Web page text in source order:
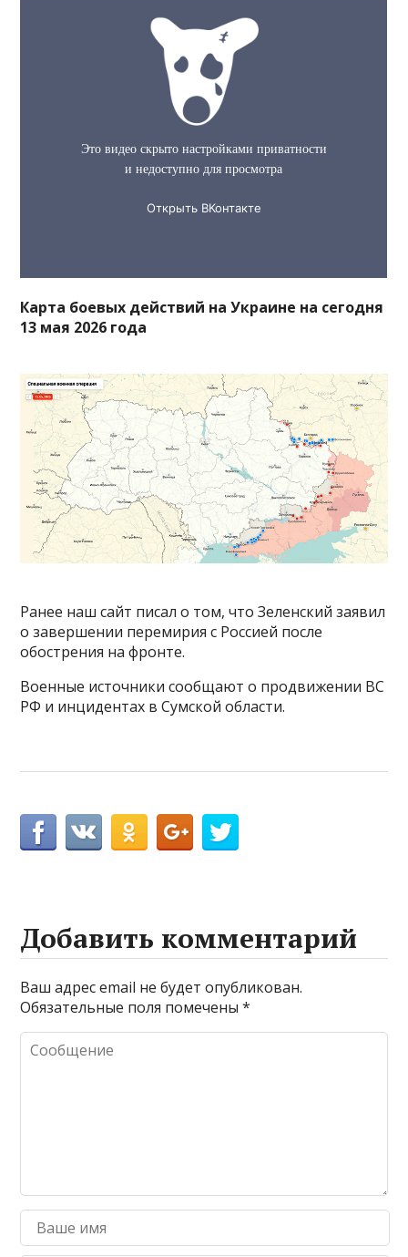
Карта боевых действий на Украине на сегодня
13 мая 2026 года
Ранее наш сайт писал о том, что Зеленский заявил
о завершении перемирия с Россией после
обострения на фронте.
Военные источники сообщают о продвижении ВС
РФ и инцидентах в Сумской области.
Добавить комментарий
Ваш адрес email не будет опубликован.
Обязательные поля помечены*